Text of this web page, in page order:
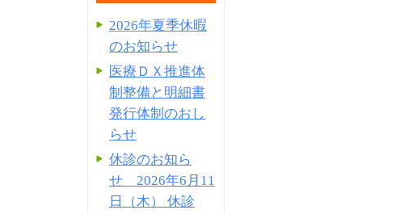
2026年夏季休暇
のお知らせ
医療ＤＸ推進体
制整備と明細書
発⾏体制のおし
らせ
休診のお知ら
せ 2026年6月11
日（木） 休診